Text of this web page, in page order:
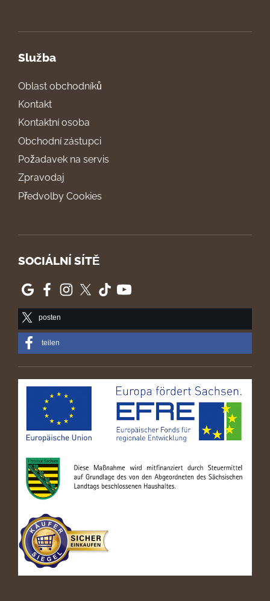
Služba
Oblast obchodníků
Kontakt
Kontaktní osoba
Obchodní zástupci
Požadavek na servis
Zpravodaj
Předvolby Cookies
SOCIÁLNÍ SÍTĚ
posten
teilen